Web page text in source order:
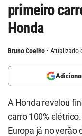
primeiro
Honda
Bruno Coelho Atualizado
A Honda revelou
carro 100%
Europa já no verão